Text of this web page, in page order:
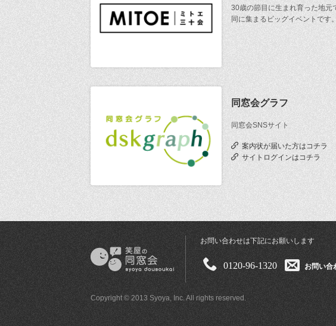
30歳の節目に生まれ育った地元
同に集まるビッグイベントです。
同窓会グラフ
同窓会SNSサイト
案内状が届いた方はコチラ
サイトログインはコチラ
お問い合わせは下記にお願いします
0120-96-1320 お問い合
Copyright © 2013 Syoya, Inc. All rights reserved.